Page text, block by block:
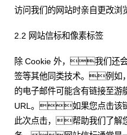
访问我们的网站时亲自更改
2.2 网站信标和像素标签
除 Cookie 外，我们还会
签等其他同类技术。例
的电子邮件可能含有链接至游
URL。如果您点击该
此次点击，帮助我们了解